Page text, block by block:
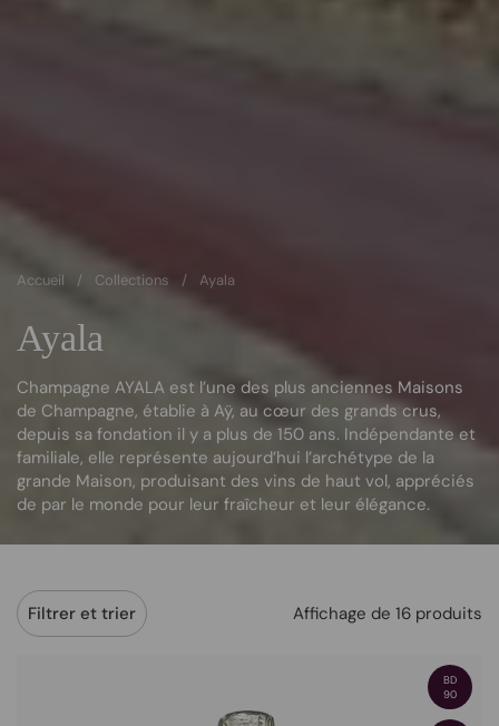
Accueil / Collections / Ayala
Ayala
Champagne AYALA est l’une des plus anciennes Maisons
de Champagne, établie à Aÿ, au cœur des grands crus,
depuis sa fondation il y a plus de 150 ans. Indépendante et
familiale, elle représente aujourd’hui l’archétype de la
grande Maison, produisant des vins de haut vol, appréciés
de par le monde pour leur fraîcheur et leur élégance.
Filtrer et trier Affichage de 16 produits
BD
90